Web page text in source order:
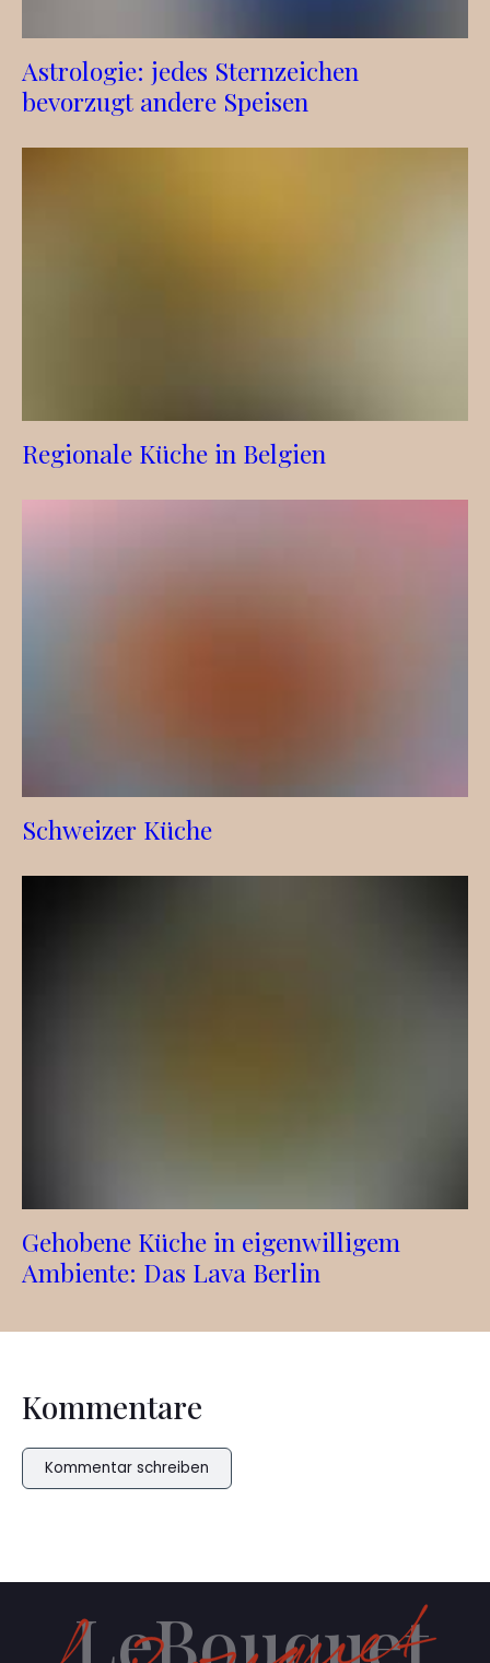
Astrologie: jedes Sternzeichen
bevorzugt andere Speisen
Regionale Küche in Belgien
Schweizer Küche
Gehobene Küche in eigenwilligem
Ambiente: Das Lava Berlin
Kommentare
Kommentar schreiben
LeBouquet